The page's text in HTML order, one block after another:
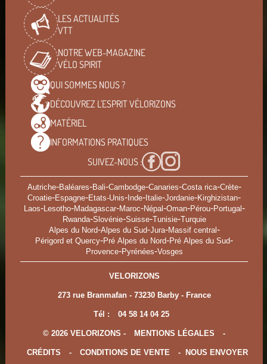
LES ACTUALITÉS
VTT
NOTRE WEB-MAGAZINE
VÉLO SPIRIT
QUI SOMMES NOUS ?
DÉCOUVREZ L'ESPRITVÉLORIZONS
MATÉRIEL
INFORMATIONS PRATIQUES
SUIVEZ-NOUS :
Autriche-Baléares-Bali-Cambodge-Canaries-Costa rica-Crète-
Croatie-Espagne-Etats-Unis-Inde-Italie-Jordanie-Kirghizistan-
Laos-Lesotho-Madagascar-Maroc-Népal-Oman-Pérou-Portugal-
Rwanda-Slovénie-Suisse-Tunisie-Turquie
Alpes du Nord-Alpes du Sud-Jura-Massif central-
Périgord et Quercy-Pré Alpes du Nord-Pré Alpes du Sud-
Provence-Pyrénées-Vosges
VELORIZONS
273 rue Branmafan - 73230 Barby - France
Tél : 04 58 14 04 25
© 2026 VELORIZONS - MENTIONS LÉGALES -
CRÉDITS - CONDITIONS DE VENTE - NOUS ENVOYER